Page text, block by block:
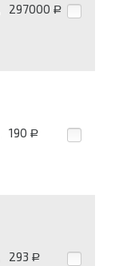
297000 Р
190 Р
293 Р